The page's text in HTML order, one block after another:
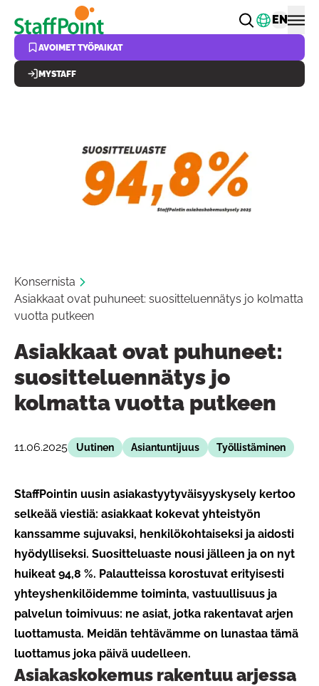
Hyppää pääsisältöön Vaihda
EN
AVOIMET TYÖPAIKAT
MYSTAFF
Konsernista
Asiakkaat ovat puhuneet: suositteluennätys jo kolmatta
vuotta putkeen
Asiakkaat ovat puhuneet:
suositteluennätys jo
kolmatta vuotta putkeen
11.06.2025 Uutinen Asiantuntijuus Työllistäminen
StaffPointin uusin asiakastyytyväisyyskysely kertoo
selkeää viestiä: asiakkaat kokevat yhteistyön
kanssamme sujuvaksi, henkilökohtaiseksi ja aidosti
hyödylliseksi. Suositteluaste nousi jälleen ja on nyt
huikeat 94,8 %. Palautteissa korostuvat erityisesti
yhteyshenkilöidemme toiminta, vastuullisuus ja
palvelun toimivuus: ne asiat, jotka rakentavat arjen
luottamusta. Meidän tehtävämme on lunastaa tämä
luottamus joka päivä uudelleen.
Asiakaskokemus rakentuu arjessa